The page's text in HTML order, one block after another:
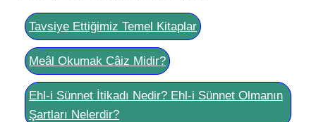
Tavsiye Ettiğimiz Temel Kitaplar
Meâl Okumak Câiz Midir?
Ehl-i Sünnet İtikadı Nedir? Ehl-i Sünnet Olmanın
Şartları Nelerdir?